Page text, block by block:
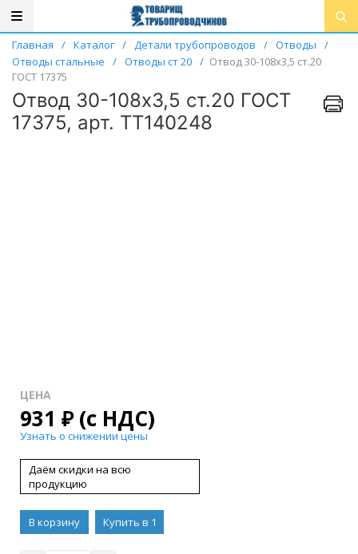
Главная / Каталог / Детали трубопроводов / Отводы
/
Отводы стальные
/ Отводы ст 20 / Отвод 30-108х3,5 ст.20
ГОСТ 17375
Отвод 30-108х3,5 ст.20 ГОСТ
17375, арт. ТТ140248
ЦЕНА
931 ₽(с НДС)
Узнать о снижении цены
Даём скидки на всю
продукцию
В корзину
Купить в 1